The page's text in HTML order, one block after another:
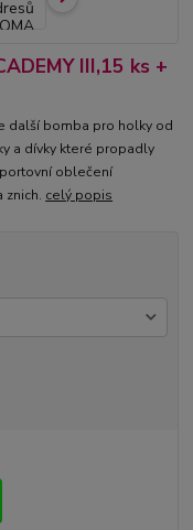
III,15 ks +
další bomba pro holky od
a dívky které propadly
oblečení
znich. celý popis